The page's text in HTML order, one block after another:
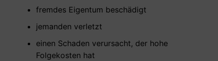
fremdes Eigentum beschädigt
jemanden verletzt
einen Schaden verursacht, der hohe
Folgekosten hat